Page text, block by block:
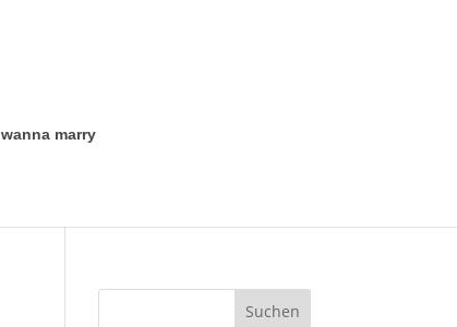
wanna marry